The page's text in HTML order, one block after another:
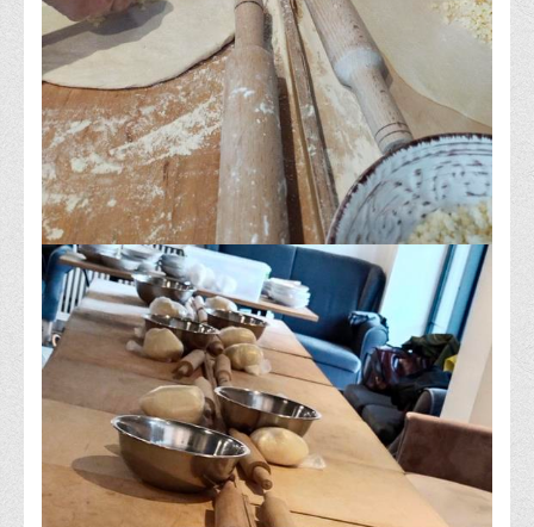
Адміністрація університету
Університет в рейтингах ЗВО України
Офіційний сайт університету
Медіа
Фотогалерея
Відеогалерея
ВТЕІ у ЗМІ